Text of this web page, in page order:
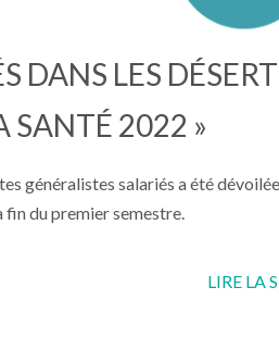
DANS LES
SANTÉ 2022 »
généralistes salariés a été
du premier semestre.
LIRE LA